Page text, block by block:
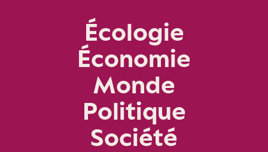
Écologie
Économie
Monde
Politique
Société